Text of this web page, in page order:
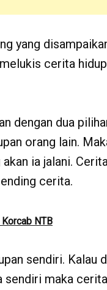
yang
cerita
dengan dua
orang lain.
ia jalani.
cerita.
NTB
sendiri. Kalau
maka